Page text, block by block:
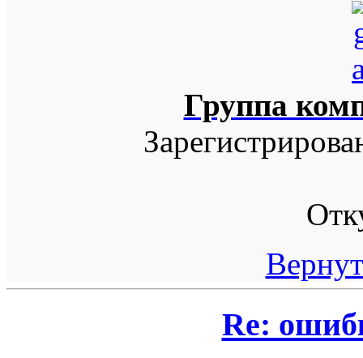
Группа
Re: